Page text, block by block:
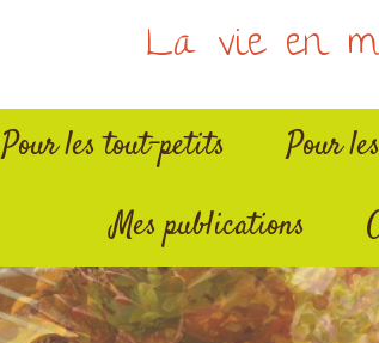
La vie en
Pour les tout-petits Pour
Mes publications